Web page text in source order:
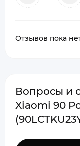
Отзывов пока
Вопросы и
Xiaomi 90